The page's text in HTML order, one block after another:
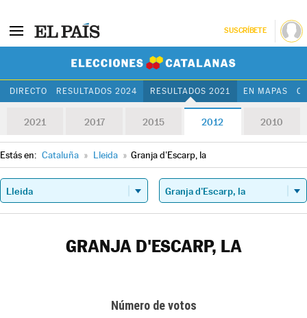
SUSCRÍBETE
DIRECTO RESULTADOS 2024 RESULTADOS 2021 EN MAPAS
2021 2017 2015 2012 2010
Estás en: Cataluña » Lleida » Granja d'Escarp, la
GRANJA D'ESCARP, LA
Número de votos